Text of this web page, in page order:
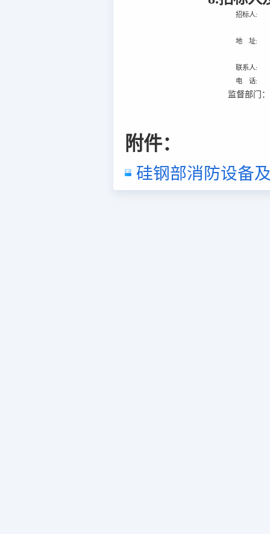
招标人:
地 址:
联系人:
电 话:
监督部门
附件：
硅钢部消防设备